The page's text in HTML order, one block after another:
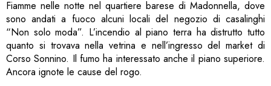
Fiamme nelle notte nel quartiere barese di Madonnella, dove
sono andati a fuoco alcuni locali del negozio di casalinghi
“Non solo moda”. L’incendio al piano terra ha distrutto tutto
quanto si trovava nella vetrina e nell’ingresso del market di
Corso Sonnino. Il fumo ha interessato anche il piano superiore.
Ancora ignote le cause del rogo.